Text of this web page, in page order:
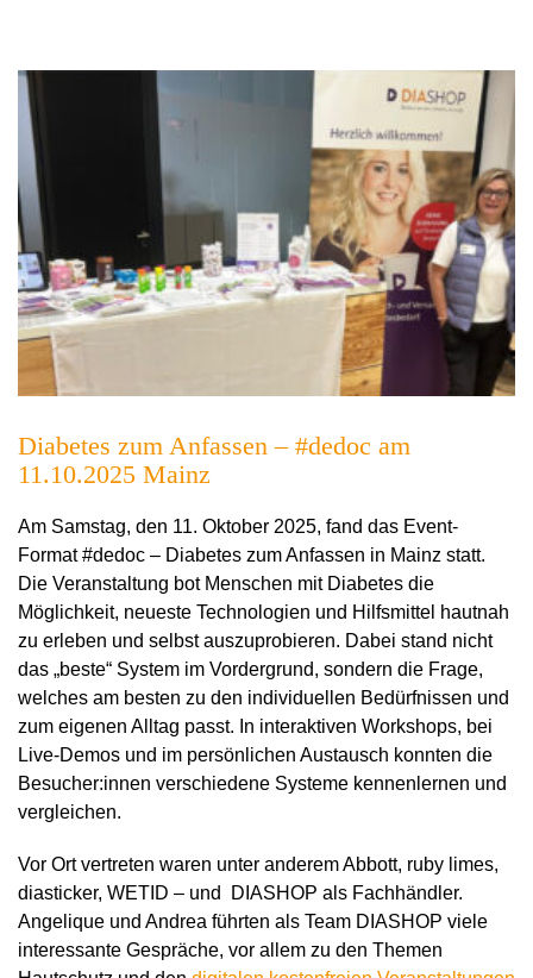
Diabetes zum Anfassen – #dedoc am
11.10.2025 Mainz
Am Samstag, den 11. Oktober 2025, fand das Event-
Format #dedoc – Diabetes zum Anfassen in Mainz statt.
Die Veranstaltung bot Menschen mit Diabetes die
Möglichkeit, neueste Technologien und Hilfsmittel hautnah
zu erleben und selbst auszuprobieren. Dabei stand nicht
das „beste“ System im Vordergrund, sondern die Frage,
welches am besten zu den individuellen Bedürfnissen und
zum eigenen Alltag passt. In interaktiven Workshops, bei
Live-Demos und im persönlichen Austausch konnten die
Besucher:innen verschiedene Systeme kennenlernen und
vergleichen.
Vor Ort vertreten waren unter anderem Abbott, ruby limes,
diasticker, WETID – und DIASHOP als Fachhändler.
Angelique und Andrea führten als Team DIASHOP viele
interessante Gespräche, vor allem zu den Themen